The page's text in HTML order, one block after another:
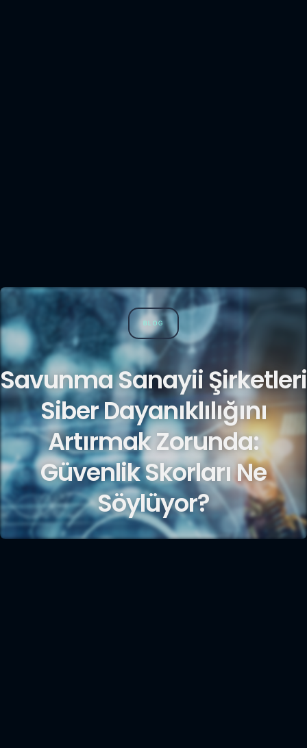
BLOG
Savunma Sanayii Şirketleri
Siber Dayanıklılığını
Artırmak Zorunda:
Güvenlik Skorları Ne
Söylüyor?